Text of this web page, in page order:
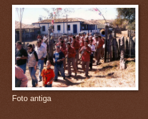
Foto antiga